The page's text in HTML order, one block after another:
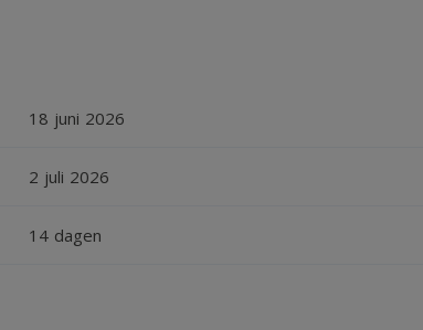
by bike, and well accessible by public transport
to extend (Diplomatic clause, model C contract)
18 juni 2026
2 juli 2026
14 dagen